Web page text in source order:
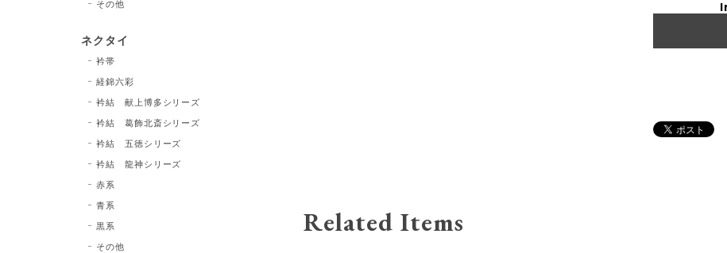
Related Items
その他
ネクタイ
衿帯
経錦六彩
衿結 献上博多シリーズ
衿結 葛飾北斎シリーズ
衿結 五徳シリーズ
衿結 龍神シリーズ
赤系
青系
黒系
その他